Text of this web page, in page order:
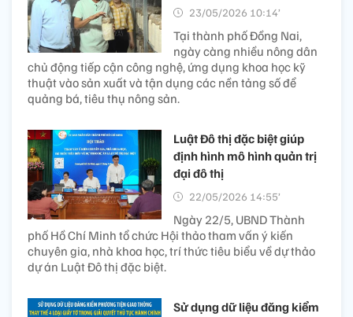
23/05/2026 10:14’
Tại thành phố Đồng Nai,
ngày càng nhiều nông dân
chủ động tiếp cận công nghệ, ứng dụng khoa học kỹ
thuật vào sản xuất và tận dụng các nền tảng số để
quảng bá, tiêu thụ nông sản.
Luật Đô thị đặc biệt giúp
định hình mô hình quản trị
đại đô thị
22/05/2026 14:55’
Ngày 22/5, UBND Thành
phố Hồ Chí Minh tổ chức Hội thảo tham vấn ý kiến
chuyên gia, nhà khoa học, trí thức tiêu biểu về dự thảo
dự án Luật Đô thị đặc biệt.
Sử dụng dữ liệu đăng kiểm